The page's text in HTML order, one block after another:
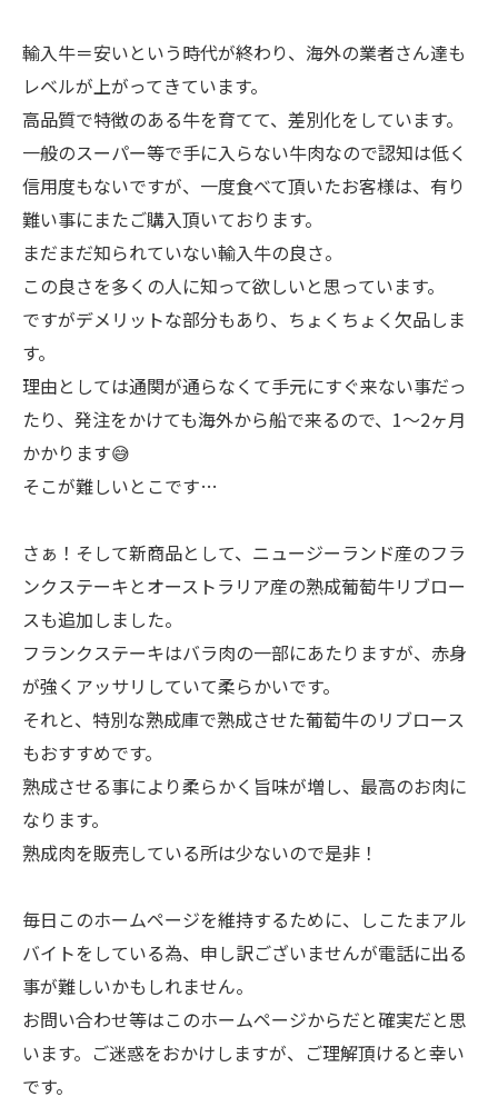
輸入牛＝安いという時代が終わり、海外の業者さん達も
レベルが上がってきています。
高品質で特徴のある牛を育てて、差別化をしています。
一般のスーパー等で手に入らない牛肉なので認知は低く
信用度もないですが、一度食べて頂いたお客様は、有り
難い事にまたご購入頂いております。
まだまだ知られていない輸入牛の良さ。
この良さを多くの人に知って欲しいと思っています。
ですがデメリットな部分もあり、ちょくちょく欠品しま
す。
理由としては通関が通らなくて手元にすぐ来ない事だっ
たり、発注をかけても海外から船で来るので、1〜2ヶ月
かかります😅
そこが難しいとこです…
さぁ！そして新商品として、ニュージーランド産のフラ
ンクステーキとオーストラリア産の熟成葡萄牛リブロー
スも追加しました。
フランクステーキはバラ肉の一部にあたりますが、赤身
が強くアッサリしていて柔らかいです。
それと、特別な熟成庫で熟成させた葡萄牛のリブロース
もおすすめです。
熟成させる事により柔らかく旨味が増し、最高のお肉に
なります。
熟成肉を販売している所は少ないので是非！
毎日このホームページを維持するために、しこたまアル
バイトをしている為、申し訳ございませんが電話に出る
事が難しいかもしれません。
お問い合わせ等はこのホームページからだと確実だと思
います。ご迷惑をおかけしますが、ご理解頂けると幸い
です。